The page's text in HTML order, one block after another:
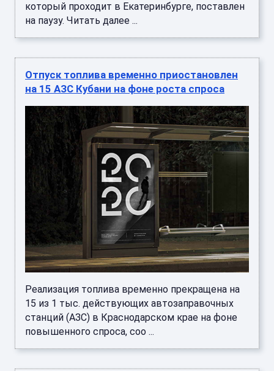
который проходит в Екатеринбурге, поставлен
на паузу. Читать далее ...
Отпуск топлива временно приостановлен
на 15 АЗС Кубани на фоне роста спроса
Реализация топлива временно прекращена на
15 из 1 тыс. действующих автозаправочных
станций (АЗС) в Краснодарском крае на фоне
повышенного спроса, соо ...